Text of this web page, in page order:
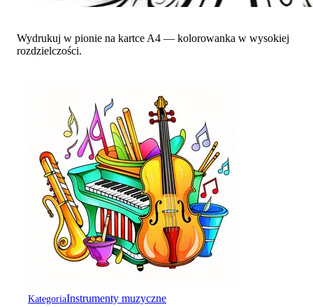
Wydrukuj w pionie na kartce A4 — kolorowanka w wysokiej
rozdzielczości.
KategoriaInstrumenty muzyczne